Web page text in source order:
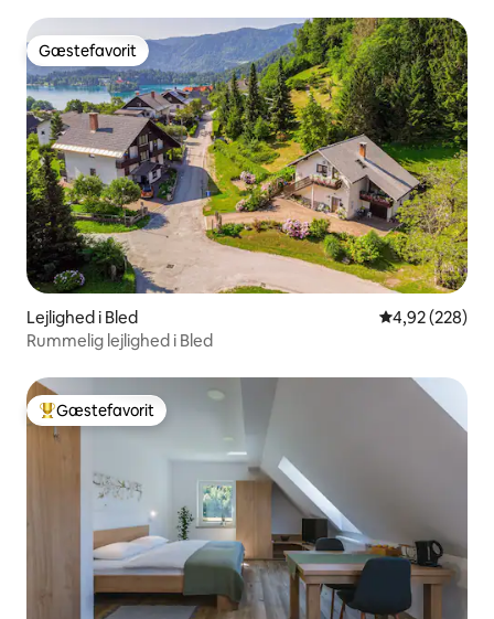
Gæstefavorit
Gæstefavorit
Lejlighed i Bled 4,92 ud af 5 i
4,92 (228)
Rummelig lejlighed i Bled
Bedste gæstefavorit
Gæstefavorit